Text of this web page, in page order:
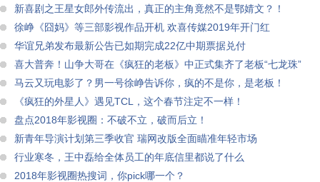
新喜剧之王星女郎外传流出，真正的主角竟然不是鄂婧文？！
徐峥《囧妈》等三部影视作品开机 欢喜传媒2019年开门红
华谊兄弟发布最新公告已如期完成22亿中期票据兑付
喜大普奔！山争大哥在《疯狂的老板》中正式集齐了老板“七龙珠”
马云又玩电影了？男一号徐峥告诉你，疯的不是你，是老板！
《疯狂的外星人》遇见TCL，这个春节注定不一样！
盘点2018年影视圈：不破不立，破而后立！
新青年导演计划第三季收官 瑞网改版全面瞄准年轻市场
行业寒冬，王中磊给全体员工的年底信里都说了什么
2018年影视圈热搜词，你pick哪一个？